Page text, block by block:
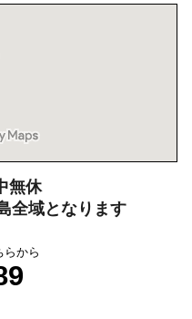
目9-2
無休
全域となります